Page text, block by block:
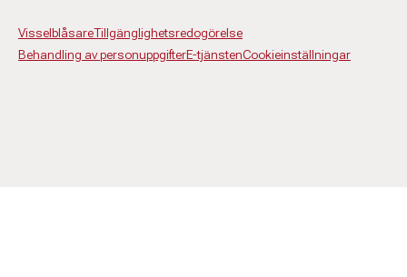
VisselblåsareTillgänglighetsredogörelse
Behandling av personuppgifterE-tjänstenCookieinställningar